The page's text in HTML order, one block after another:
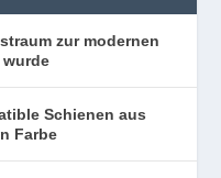
zur modernen
wurde
Schienen aus
Farbe